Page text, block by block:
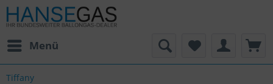
Menü
Tiffany